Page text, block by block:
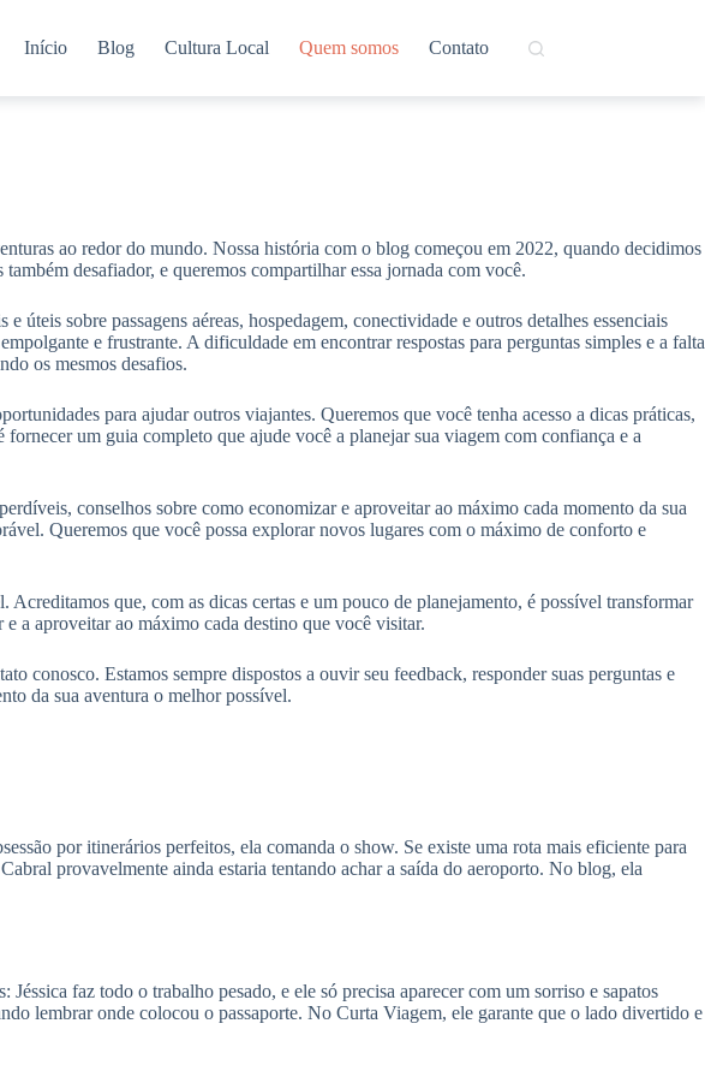
Início Blog Cultura Local Quem somos Contato
ao redor do mundo. Nossa história com o blog começou em 2022, quando decidimos
desafiador, e queremos compartilhar essa jornada com você.
sobre passagens aéreas, hospedagem, conectividade e outros detalhes essenciais
e frustrante. A dificuldade em encontrar respostas para perguntas simples e a falta
os mesmos desafios.
para ajudar outros viajantes. Queremos que você tenha acesso a dicas práticas,
um guia completo que ajude você a planejar sua viagem com confiança e a
conselhos sobre como economizar e aproveitar ao máximo cada momento da sua
Queremos que você possa explorar novos lugares com o máximo de conforto e
que, com as dicas certas e um pouco de planejamento, é possível transformar
a aproveitar ao máximo cada destino que você visitar.
conosco. Estamos sempre dispostos a ouvir seu feedback, responder suas perguntas e
da sua aventura o melhor possível.
por itinerários perfeitos, ela comanda o show. Se existe uma rota mais eficiente para
provavelmente ainda estaria tentando achar a saída do aeroporto. No blog, ela
faz todo o trabalho pesado, e ele só precisa aparecer com um sorriso e sapatos
lembrar onde colocou o passaporte. No Curta Viagem, ele garante que o lado divertido e